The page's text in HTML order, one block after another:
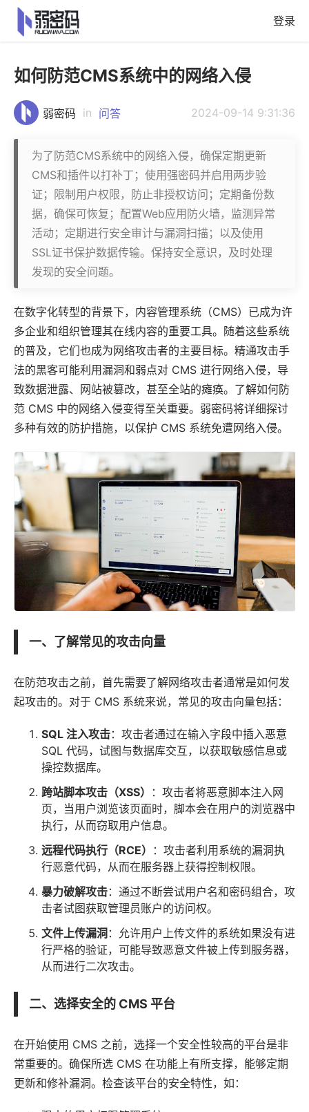
登录
如何防范CMS系统中的网络入侵
弱密码 in 问答 2024-09-14 9:31:36
为了防范CMS系统中的网络入侵，确保定期更新
CMS和插件以打补丁；使用强密码并启用两步验
证；限制用户权限，防止非授权访问；定期备份数
据，确保可恢复；配置Web应用防火墙，监测异常
活动；定期进行安全审计与漏洞扫描；以及使用
SSL证书保护数据传输。保持安全意识，及时处理
发现的安全问题。
在数字化转型的背景下， 内容管理系统 （CMS）已成为许
多企业和组织管理其在线内容的重要工具。随着这些系统
的普及，它们也成为网络攻击者的主要目标。精通攻击手
法的黑客可能利用漏洞和弱点对 CMS 进行网络入侵，导
致数据泄露、网站被篡改，甚至全站的瘫痪。了解如何防
范 CMS 中的网络入侵变得至关重要。 弱密码将详细探讨
多种有效的防护措施，以保护 CMS 系统免遭网络入侵。
一、了解常见的攻击向量
在防范攻击之前，首先需要了解网络攻击者通常是如何发
起攻击的。对于 CMS 系统来说，常见的攻击向量包括：
SQL 注入攻击：攻击者通过在输入字段中插入恶意
SQL 代码，试图与数据库交互，以获取敏感信息或
操控数据库。
跨站脚本攻击（XSS）
：攻击者将恶意脚本注入网
页，当用户浏览该页面时，脚本会在用户的浏览器中
执行，从而窃取用户信息。
远程代码执行（RCE）
：攻击者利用系统的漏洞执
行恶意代码，从而在服务器上获得控制权限。
暴力破解攻击：通过不断尝试用户名和密码组合，攻
击者试图获取管理员账户的访问权。
文件上传漏洞：允许用户上传文件的系统如果没有进
行严格的验证，可能导致恶意文件被上传到服务器，
从而进行二次攻击。
二、选择安全的 CMS 平台
在开始使用 CMS 之前，选择一个安全性较高的平台是非
常重要的。确保所选 CMS 在功能上有所支撑，能够定期
更新和修补漏洞。检查该平台的安全特性，如：